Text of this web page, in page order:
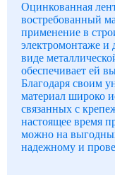
Оцинкованная
востребованный
применение в
электромонтаже и
виде
обеспечивает ей
Благодаря своим
материал широко
связанных с
настоящее время
можно на
надежному и